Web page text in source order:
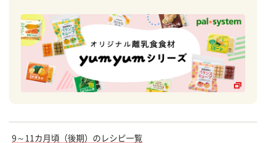
9～11カ月頃（後期）のレシピ一覧